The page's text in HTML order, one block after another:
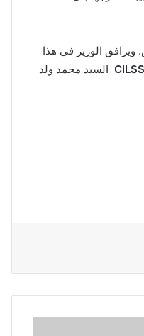
ويرافق الوزير في هذا
CILSS السيد محمد ولد